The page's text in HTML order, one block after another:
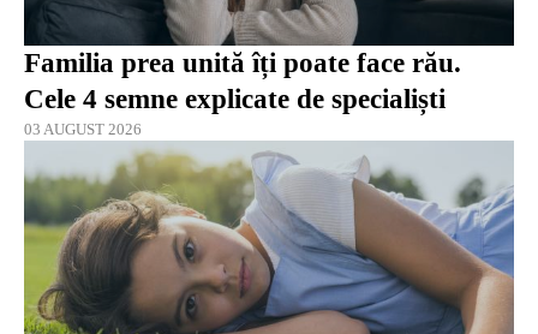
Familia prea unită îți poate face rău.
Cele 4 semne explicate de specialiști
03 AUGUST 2026